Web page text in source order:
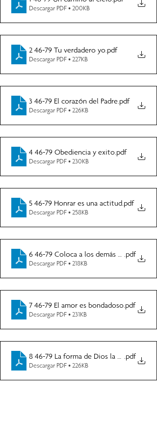
Descargar PDF • 200KB
2 46-79 Tu verdadero yo .pdf
Descargar PDF • 227KB
3 46-79 El corazón del Padre .pdf
Descargar PDF • 226KB
4 46-79 Obediencia y exito .pdf
Descargar PDF • 230KB
5 46-79 Honrar es una actitud .pdf
Descargar PDF • 258KB
6 46-79 Coloca a los demás primero
.pdf
Descargar PDF • 218KB
7 46-79 El amor es bondadoso .pdf
Descargar PDF • 231KB
8 46-79 La forma de Dios la mejor forma
.pdf
Descargar PDF • 226KB